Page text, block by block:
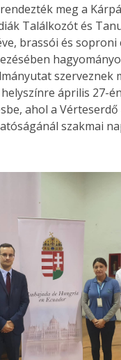
meg a
Találkozót és
brassói és
szerveznek
április 27-
ahol a
szakmai